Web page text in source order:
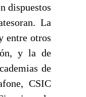
dispuestos
La
entre otros
y la de
de
CSIC